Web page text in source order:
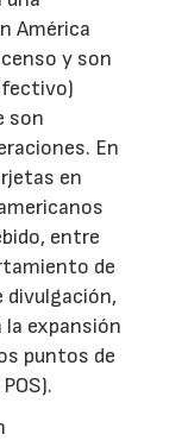
América
y son
son
En
en
entre
de
divulgación,
la expansión
puntos de